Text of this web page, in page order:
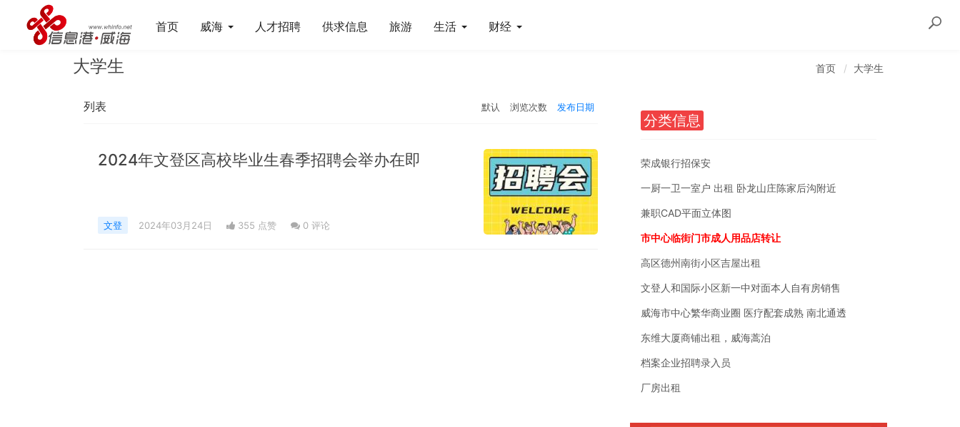
首页 威海 人才招聘 供求信息 旅游 生活 财经
大学生 首页 大学生
列表 默认 浏览次数 发布日期
2024年文登区高校毕业生春季招聘会举办在即
文登 2024年03月24日 355 点赞 0 评论
分类信息
荣成银行招保安
一厨一卫一室户 出租 卧龙山庄陈家后沟附近
兼职CAD平面立体图
市中心临街门市成人用品店转让
高区德州南街小区吉屋出租
文登人和国际小区新一中对面本人自有房销售
威海市中心繁华商业圈 医疗配套成熟 南北通透
东维大厦商铺出租，威海蒿泊
档案企业招聘录入员
厂房出租